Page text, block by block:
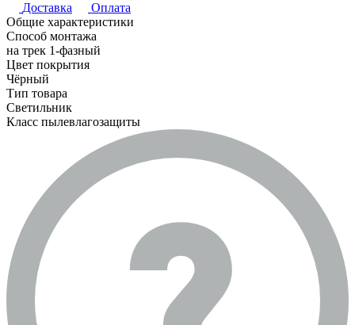
Доставка
Оплата
Общие характеристики
Способ монтажа
на трек 1-фазный
Цвет покрытия
Чёрный
Тип товара
Светильник
Класс пылевлагозащиты